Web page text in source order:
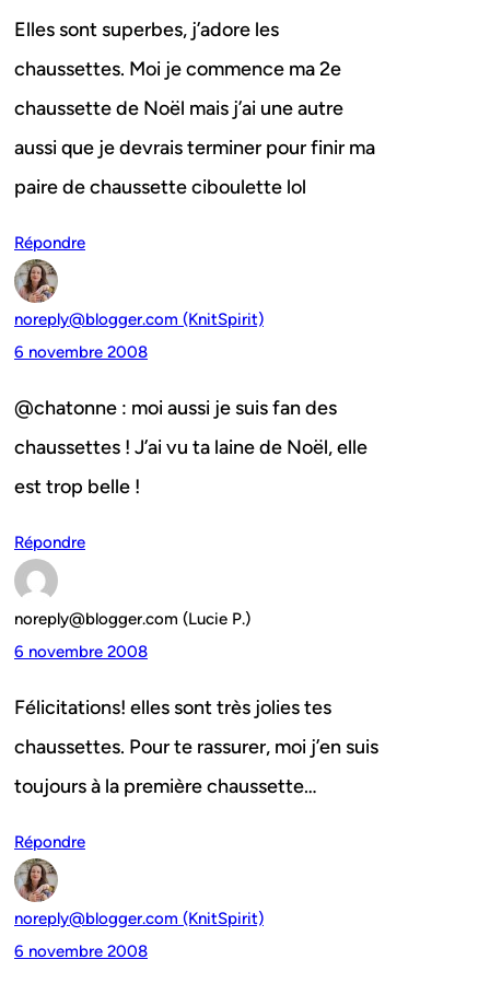
Elles sont superbes, j’adore les
chaussettes. Moi je commence ma 2e
chaussette de Noël mais j’ai une autre
aussi que je devrais terminer pour finir ma
paire de chaussette ciboulette lol
Répondre
noreply@blogger.com (KnitSpirit)
6 novembre 2008
@chatonne : moi aussi je suis fan des
chaussettes ! J’ai vu ta laine de Noël, elle
est trop belle !
Répondre
noreply@blogger.com (Lucie P.)
6 novembre 2008
Félicitations! elles sont très jolies tes
chaussettes. Pour te rassurer, moi j’en suis
toujours à la première chaussette…
Répondre
noreply@blogger.com (KnitSpirit)
6 novembre 2008